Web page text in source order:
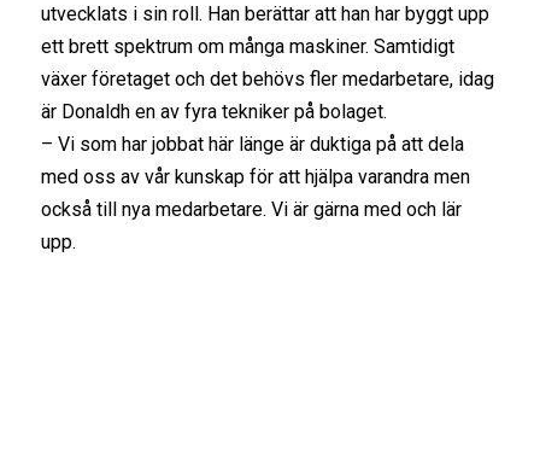
utvecklats i sin roll. Han berättar att han har byggt upp
ett brett spektrum om många maskiner. Samtidigt
växer företaget och det behövs fler medarbetare, idag
är Donaldh en av fyra tekniker på bolaget.
– Vi som har jobbat här länge är duktiga på att dela
med oss av vår kunskap för att hjälpa varandra men
också till nya medarbetare. Vi är gärna med och lär
upp.